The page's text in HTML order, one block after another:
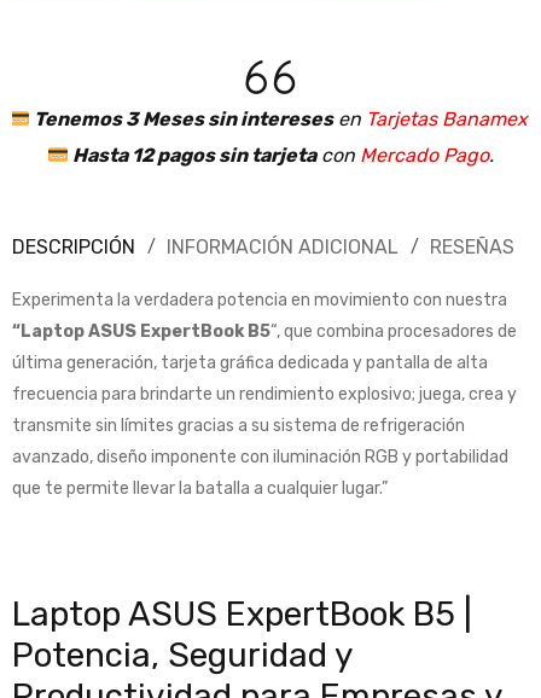
Tenemos 3 Meses sin interesesen Tarjetas Banamex.
Hasta 12 pagos sin tarjetacon Mercado Pago.
DESCRIPCIÓN INFORMACIÓN ADICIONAL RESEÑAS
Experimenta la verdadera potencia en movimiento con nuestra
“Laptop ASUS ExpertBook B5“, que combina procesadores de
última generación, tarjeta gráfica dedicada y pantalla de alta
frecuencia para brindarte un rendimiento explosivo; juega, crea y
transmite sin límites gracias a su sistema de refrigeración
avanzado, diseño imponente con iluminación RGB y portabilidad
que te permite llevar la batalla a cualquier lugar.”
Laptop ASUS ExpertBook B5 |
Potencia, Seguridad y